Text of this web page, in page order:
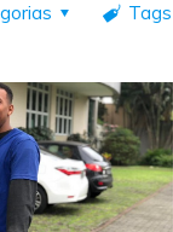
Tags